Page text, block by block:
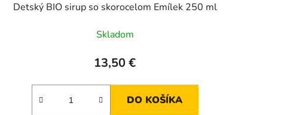
Detský BIO sirup so skorocelom Emílek 250 ml
Skladom
13,50 €
DO KOŠÍKA